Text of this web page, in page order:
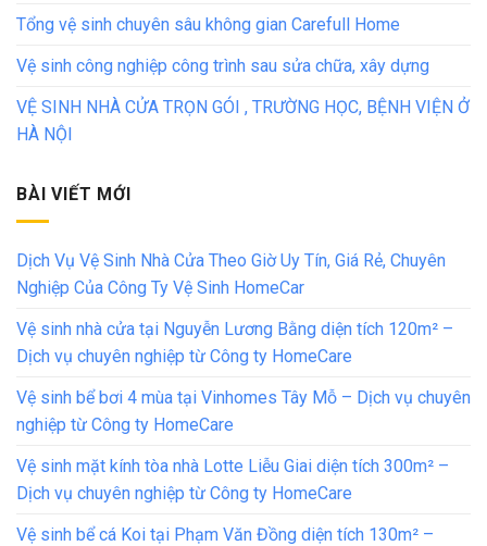
Tổng vệ sinh chuyên sâu không gian Carefull Home
Vệ sinh công nghiệp công trình sau sửa chữa, xây dựng
VỆ SINH NHÀ CỬA TRỌN GÓI , TRƯỜNG HỌC, BỆNH VIỆN Ở
HÀ NỘI
BÀI VIẾT MỚI
Dịch Vụ Vệ Sinh Nhà Cửa Theo Giờ Uy Tín, Giá Rẻ, Chuyên
Nghiệp Của Công Ty Vệ Sinh HomeCar
Vệ sinh nhà cửa tại Nguyễn Lương Bằng diện tích 120m² –
Dịch vụ chuyên nghiệp từ Công ty HomeCare
Vệ sinh bể bơi 4 mùa tại Vinhomes Tây Mỗ – Dịch vụ chuyên
nghiệp từ Công ty HomeCare
Vệ sinh mặt kính tòa nhà Lotte Liễu Giai diện tích 300m² –
Dịch vụ chuyên nghiệp từ Công ty HomeCare
Vệ sinh bể cá Koi tại Phạm Văn Đồng diện tích 130m² –